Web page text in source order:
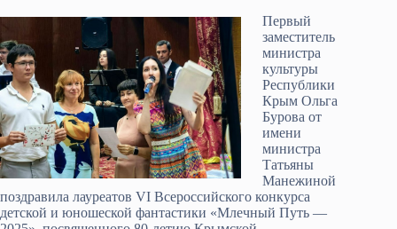
Первый
заместитель
министра
культуры
Республики
Крым Ольга
Бурова от
имени
министра
Татьяны
Манежиной
поздравила лауреатов VI Всероссийского конкурса
детской и юношеской фантастики «Млечный Путь —